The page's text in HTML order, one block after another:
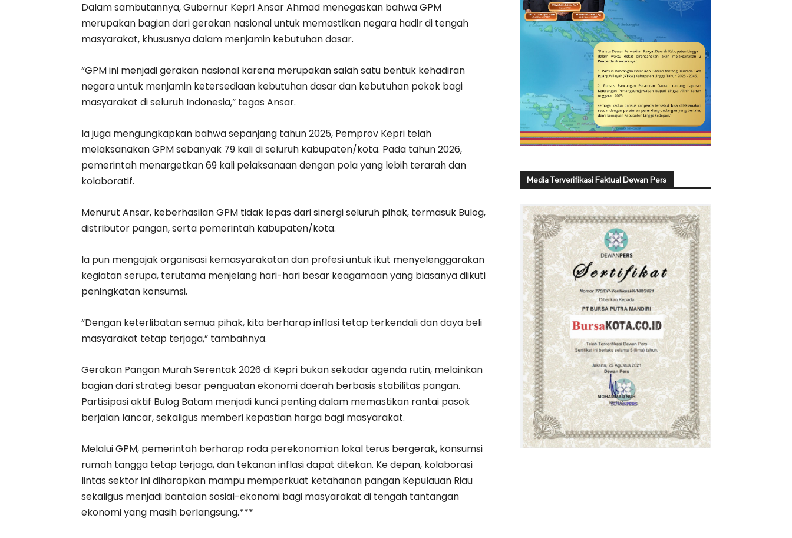
Dalam sambutannya, Gubernur Kepri Ansar Ahmad menegaskan bahwa GPM
merupakan bagian dari gerakan nasional untuk memastikan negara hadir di tengah
masyarakat, khususnya dalam menjamin kebutuhan dasar.
“GPM ini menjadi gerakan nasional karena merupakan salah satu bentuk kehadiran
negara untuk menjamin ketersediaan kebutuhan dasar dan kebutuhan pokok bagi
masyarakat di seluruh Indonesia,” tegas Ansar.
Ia juga mengungkapkan bahwa sepanjang tahun 2025, Pemprov Kepri telah
melaksanakan GPM sebanyak 79 kali di seluruh kabupaten/kota. Pada tahun 2026,
pemerintah menargetkan 69 kali pelaksanaan dengan pola yang lebih terarah dan
kolaboratif.
Menurut Ansar, keberhasilan GPM tidak lepas dari sinergi seluruh pihak, termasuk Bulog,
distributor pangan, serta pemerintah kabupaten/kota.
Ia pun mengajak organisasi kemasyarakatan dan profesi untuk ikut menyelenggarakan
kegiatan serupa, terutama menjelang hari-hari besar keagamaan yang biasanya diikuti
peningkatan konsumsi.
“Dengan keterlibatan semua pihak, kita berharap inflasi tetap terkendali dan daya beli
masyarakat tetap terjaga,” tambahnya.
Gerakan Pangan Murah Serentak 2026 di Kepri bukan sekadar agenda rutin, melainkan
bagian dari strategi besar penguatan ekonomi daerah berbasis stabilitas pangan.
Partisipasi aktif Bulog Batam menjadi kunci penting dalam memastikan rantai pasok
berjalan lancar, sekaligus memberi kepastian harga bagi masyarakat.
Melalui GPM, pemerintah berharap roda perekonomian lokal terus bergerak, konsumsi
rumah tangga tetap terjaga, dan tekanan inflasi dapat ditekan. Ke depan, kolaborasi
lintas sektor ini diharapkan mampu memperkuat ketahanan pangan Kepulauan Riau
sekaligus menjadi bantalan sosial-ekonomi bagi masyarakat di tengah tantangan
ekonomi yang masih berlangsung.***
Media Terverifikasi Faktual Dewan Pers